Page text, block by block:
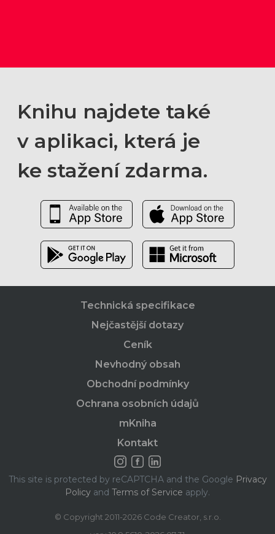
Knihu najdete také
v aplikaci, která je
ke stažení zdarma.
Technická specifikace
Nejčastější dotazy
Ceník
Nevhodný obsah
Obchodní podmínky
Ochrana osobních údajů
mKniha
Kontakt
This site is protected by reCAPTCHA and the Google Privacy
Policy and Terms of Service apply.
© Copyright 2011-2026 Code Creator, s.r.o.